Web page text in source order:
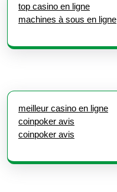
top casino en ligne
machines à sous en ligne
meilleur casino en ligne
coinpoker avis
coinpoker avis